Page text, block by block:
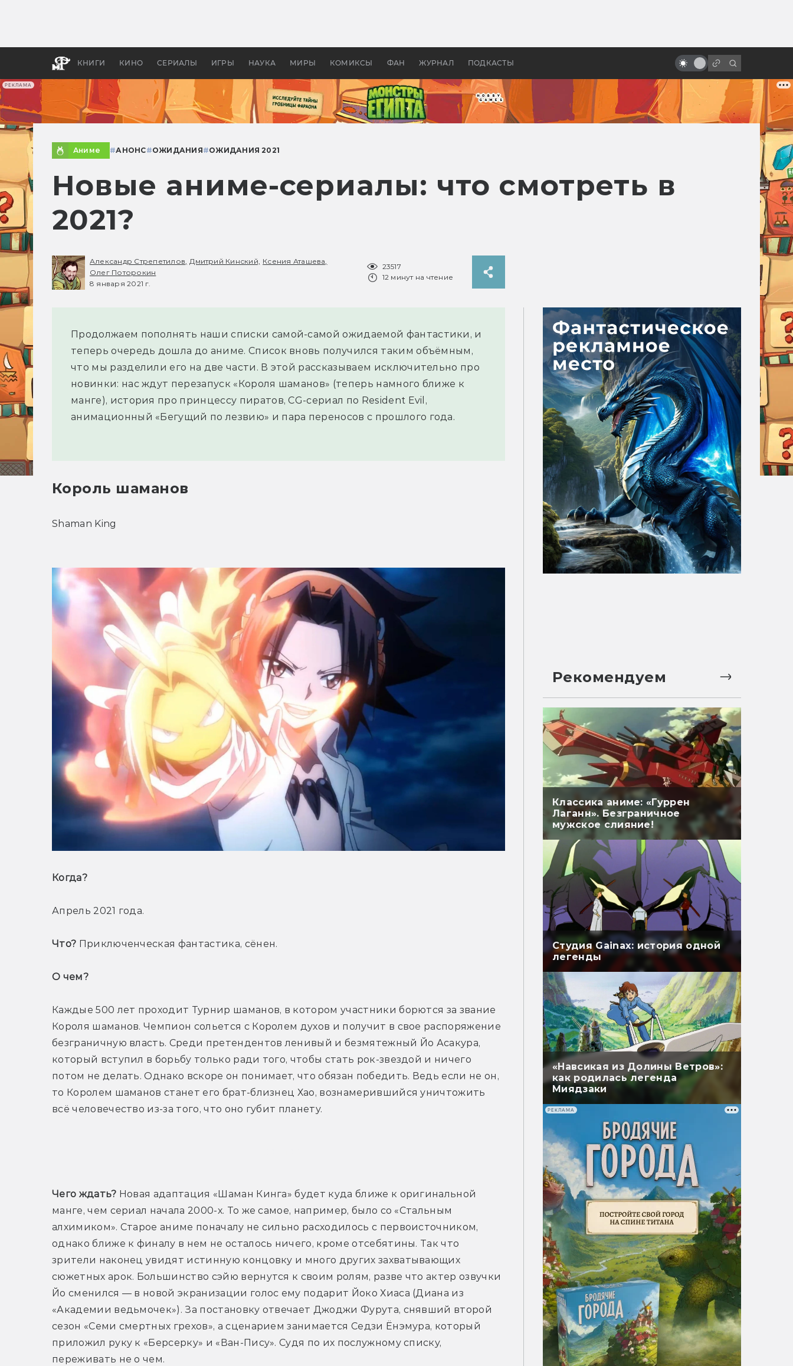
РЕКЛАМА
КНИГИ КИНО СЕРИАЛЫ ИГРЫ НАУКА МИРЫ КОМИКСЫ ФАН ЖУРНАЛ ПОДКАСТЫ
апокалипсис, в России —
бы «Властелина колец»
Кто станет новым Миядзаки?
Аниме #АНОНС#ОЖИДАНИЯ#ОЖИДАНИЯ 2021
Новые аниме-сериалы: что смотреть в
2021?
Александр Стрепетилов, Дмитрий Кинский, Ксения Аташева,
Олег Поторокин
8 января 2021 г.
23517
12 минут на чтение
Продолжаем пополнять наши списки самой-самой ожидаемой фантастики, и
теперь очередь дошла до аниме. Список вновь получился таким объёмным,
что мы разделили его на две части. В этой рассказываем исключительно про
новинки: нас ждут перезапуск «Короля шаманов» (теперь намного ближе к
манге), история про принцессу пиратов, CG-сериал по Resident Evil,
анимационный «Бегущий по лезвию» и пара переносов с прошлого года.
Король шаманов
Shaman King
Когда?
Апрель 2021 года.
Что? Приключенческая фантастика, сёнен.
О чем?
Каждые 500 лет проходит Турнир шаманов, в котором участники борются за звание
Короля шаманов. Чемпион сольется с Королем духов и получит в свое распоряжение
безграничную власть. Среди претендентов ленивый и безмятежный Йо Асакура,
который вступил в борьбу только ради того, чтобы стать рок-звездой и ничего
потом не делать. Однако вскоре он понимает, что обязан победить. Ведь если не он,
то Королем шаманов станет его брат-близнец Хао, вознамерившийся уничтожить
всё человечество из-за того, что оно губит планету.
Чего ждать? Новая адаптация «Шаман Кинга» будет куда ближе к оригинальной
манге, чем сериал начала 2000-х. То же самое, например, было со «Стальным
алхимиком». Старое аниме поначалу не сильно расходилось с первоисточником,
однако ближе к финалу в нем не осталось ничего, кроме отсебятины. Так что
зрители наконец увидят истинную концовку и много других захватывающих
сюжетных арок. Большинство сэйю вернутся к своим ролям, разве что актер озвучки
Йо сменился — в новой экранизации голос ему подарит Йоко Хиаса (Диана из
«Академии ведьмочек»). За постановку отвечает Джоджи Фурута, снявший второй
сезон «Семи смертных грехов», а сценарием занимается Седзи Ёнэмура, который
приложил руку к «Берсерку» и «Ван-Пису». Судя по их послужному списку,
переживать не о чем.
Рекомендуем
Классика аниме: «Гуррен
Лаганн». Безграничное
мужское слияние!
Студия Gainax: история одной
легенды
«Навсикая из Долины Ветров»:
как родилась легенда
Миядзаки
РЕКЛАМА